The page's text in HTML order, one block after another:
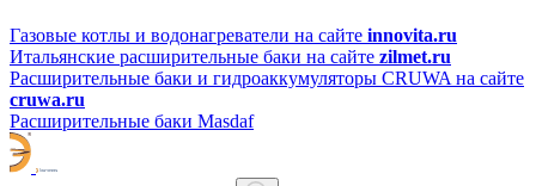
Газовые котлы и водонагреватели на сайте innovita.ru
Итальянские расширительные баки на сайте zilmet.ru
Расширительные баки и гидроаккумуляторы CRUWA на сайте
cruwa.ru
Расширительные баки Masdaf